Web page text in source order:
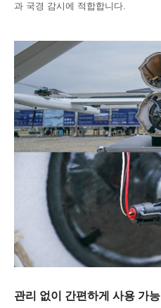
과 국경 감시에 적합합니다.
관리 없이 간편하게 사용 가능